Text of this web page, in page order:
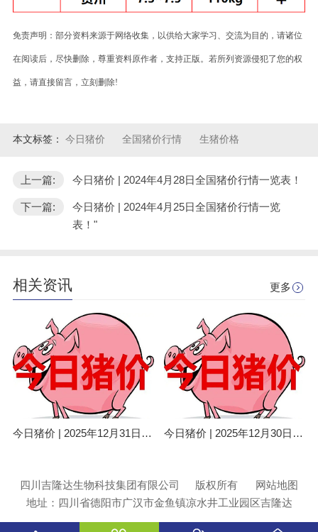
免责声明：部分资料来源于网络收集，以供给大家学习、交流为目的，请诸位
在阅读后，尽快删除，尊重资料原作者，支持正版。若所列资源侵犯了您的权
益，请直接留言，立刻删除!
本文标签： 今日猪价 全国猪价行情 生猪价格
上一篇: 今日猪价 | 2024年4月28日全国猪价行情一览表！
下一篇:
今日猪价 | 2024年4月25日全国猪价行情一览
表！"
相关资讯 更多
今日猪价 | 2025年12月31日全国猪价行情一览表！ 今日猪价 | 2025年12月30日全国猪价行情一览表！
四川吉隆达生物科技集团有限公司 版权所有
网站地图
地址：四川省德阳市广汉市金鱼镇凉水井工业园区吉隆达